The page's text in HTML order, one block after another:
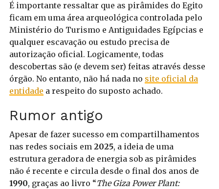
É importante ressaltar que as pirâmides do Egito
ficam em uma área arqueológica controlada pelo
Ministério do Turismo e Antiguidades Egípcias e
qualquer escavação ou estudo precisa de
autorização oficial. Logicamente, todas
descobertas são (e devem ser) feitas através desse
órgão. No entanto, não há nada no site oficial da
entidade a respeito do suposto achado.
Rumor antigo
Apesar de fazer sucesso em compartilhamentos
nas redes sociais em 2025, a ideia de uma
estrutura geradora de energia sob as pirâmides
não é recente e circula desde o final dos anos de
1990, graças ao livro “The Giza Power Plant: